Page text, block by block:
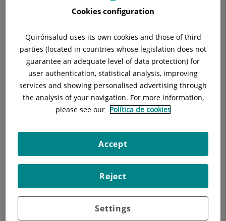
Descripción Equipo Médico Técnicas y
asociada con da
potencial con componentes sensoriales, emocionales,
Cookies configuration
Quirónsalud uses its own cookies and those of third
parties (located in countries whose legislation does not
guarantee an adequate level of data protection) for
user authentication, statistical analysis, improving
services and showing personalised advertising through
the analysis of your navigation. For more information,
please see our Política de cookies
Settings
Reject
Accept